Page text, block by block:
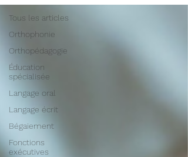
Tous les articles
Orthophonie
Orthopédagogie
Éducation
spécialisée
Langage oral
Langage écrit
Bégaiement
Fonctions
exécutives